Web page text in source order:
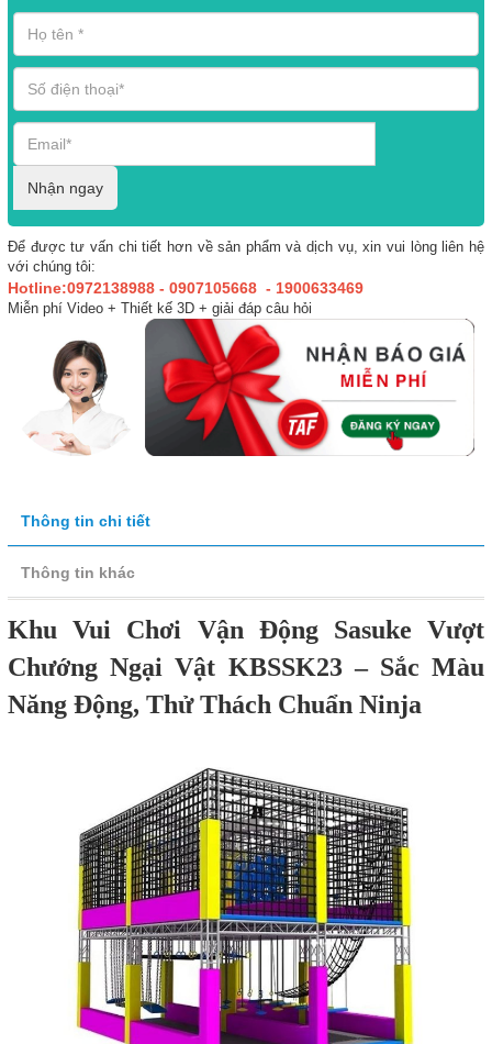
Nhận ngay
Để được tư vấn chi tiết hơn về sản phẩm và dịch vụ, xin vui lòng liên hệ
với chúng tôi:
Hotline:0972138988 - 0907105668 - 1900633469
Miễn phí Video + Thiết kế 3D + giải đáp câu hỏi
Thông tin chi tiết
Thông tin khác
Khu Vui Chơi Vận Động Sasuke Vượt
Chướng Ngại Vật KBSSK23 – Sắc Màu
Năng Động, Thử Thách Chuẩn Ninja